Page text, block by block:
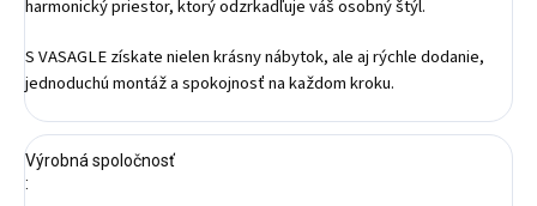
harmonický priestor, ktorý odzrkadľuje váš osobný štýl.
S VASAGLE získate nielen krásny nábytok, ale aj rýchle dodanie,
jednoduchú montáž a spokojnosť na každom kroku.
Výrobná spoločnosť
: